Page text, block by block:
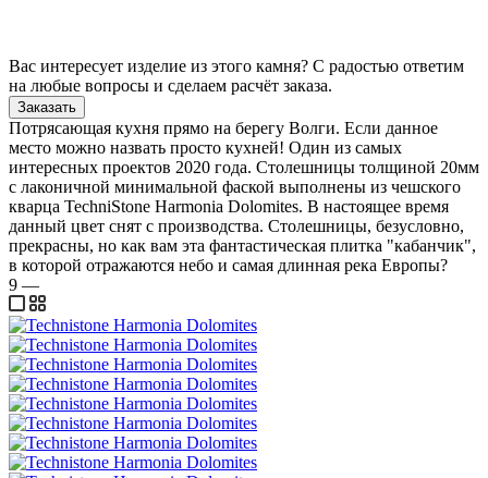
Вас интересует изделие из этого камня? С радостью ответим
на любые вопросы и сделаем расчёт заказа.
Заказать
Потрясающая кухня прямо на берегу Волги. Если данное
место можно назвать просто кухней! Один из самых
интересных проектов 2020 года. Столешницы толщиной 20мм
с лаконичной минимальной фаской выполнены из чешского
кварца TechniStone Harmonia Dolomites. В настоящее время
данный цвет снят с производства. Столешницы, безусловно,
прекрасны, но как вам эта фантастическая плитка "кабанчик",
в которой отражаются небо и самая длинная река Европы?
9 —